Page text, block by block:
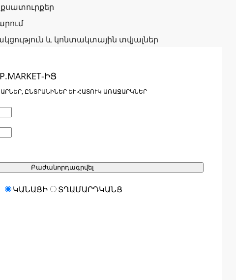
և կոնտակտային տվյալներ
ԻՑ
ԸՆՏՐԱՆԻՆԵՐ ԵՒ ՀԱՏՈՒԿ ԱՌԱՋԱՐԿՆԵՐ
Բաժանորդագրվել
ԿԱՆԱՑԻ ՏՂԱՄԱՐԴԿԱՆՑ